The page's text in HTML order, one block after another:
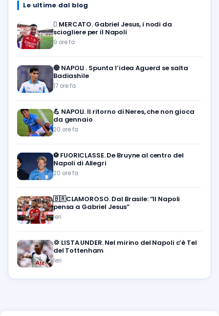
Le ultime dal blog
🪎 MERCATO. Gabriel Jesus, i nodi da
sciogliere per il Napoli
9 ore fa
🔵 NAPOLI . Spunta l’idea Aguerd se salta
Badiashile
17 ore fa
💪 NAPOLI. Il ritorno di Neres, che non gioca
da gennaio
20 ore fa
⚽️ FUORICLASSE. De Bruyne al centro del
Napoli di Allegri
20 ore fa
🇧🇷CLAMOROSO. Dal Brasile: “Il Napoli
pensa a Gabriel Jesus”
Ieri
💢 LISTA UNDER. Nel mirino del Napoli c’è Tel
del Tottenham
Ieri